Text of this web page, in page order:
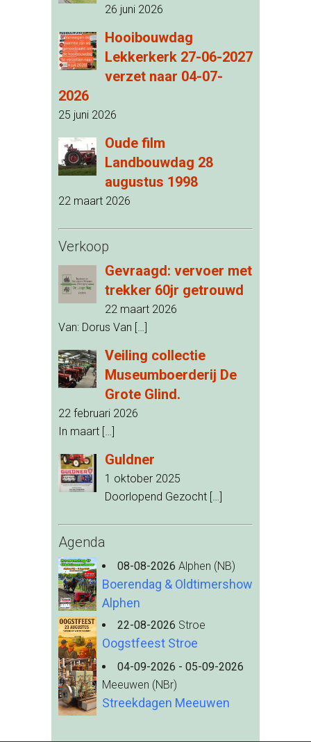
26 juni 2026
Hooibouwdag
Lekkerkerk 27-06-2027
verzet naar 04-07-
2026
25 juni 2026
Oude film
Landbouwdag 28
augustus 1998
22 maart 2026
Verkoop
Gevraagd: vervoer met
trekker 60jr getrouwd
22 maart 2026
Van: Dorus Van […]
Veiling collectie
Museumboerderij De
Grote Glind.
22 februari 2026
In maart […]
Guldner
1 oktober 2025
Doorlopend Gezocht […]
Agenda
08-08-2026 Alphen (NB)
Boerendag & Oldtimershow
Alphen
22-08-2026 Stroe
Oogstfeest Stroe
04-09-2026 - 05-09-2026
Meeuwen (NBr)
Streekdagen Meeuwen